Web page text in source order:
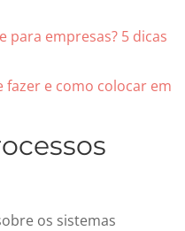
para empresas? 5 dicas
fazer e como colocar em
os sistemas